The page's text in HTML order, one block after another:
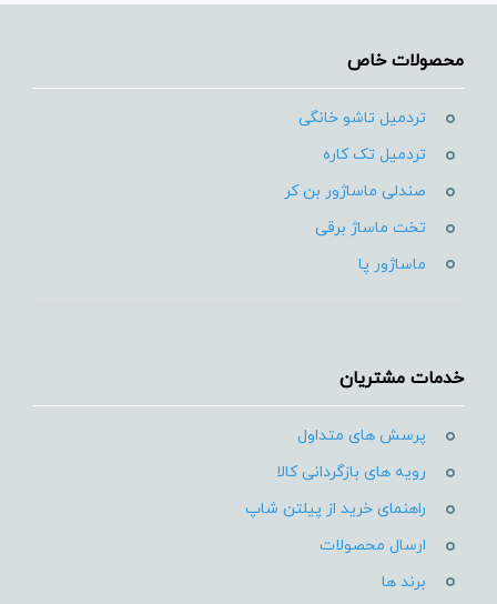
محصولات خاص
تردمیل تاشو خانگی
تردمیل تک کاره
صندلی ماساژور بن کر
تخت ماساژ برقی
ماساژور پا
خدمات مشتریان
پرسش های متداول
رویه های بازگردانی کالا
راهنمای خرید از پیلتن شاپ
ارسال محصولات
برند ها